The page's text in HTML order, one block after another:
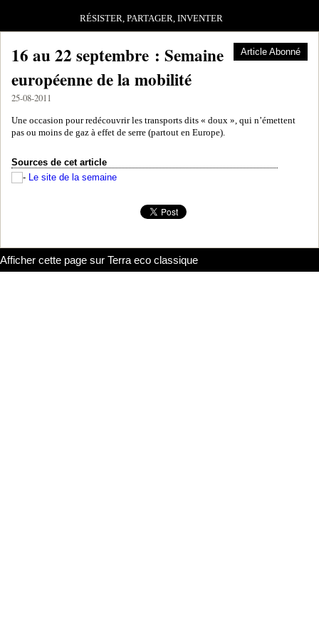
RÉSISTER, PARTAGER, INVENTER
Article Abonné
16 au 22 septembre : Semaine
européenne de la mobilité
25-08-2011
Une occasion pour redécouvrir les transports dits « doux », qui n’émettent
pas ou moins de gaz à effet de serre (partout en Europe).
Sources de cet article
Le site de la semaine
Afficher cette page sur Terra eco classique